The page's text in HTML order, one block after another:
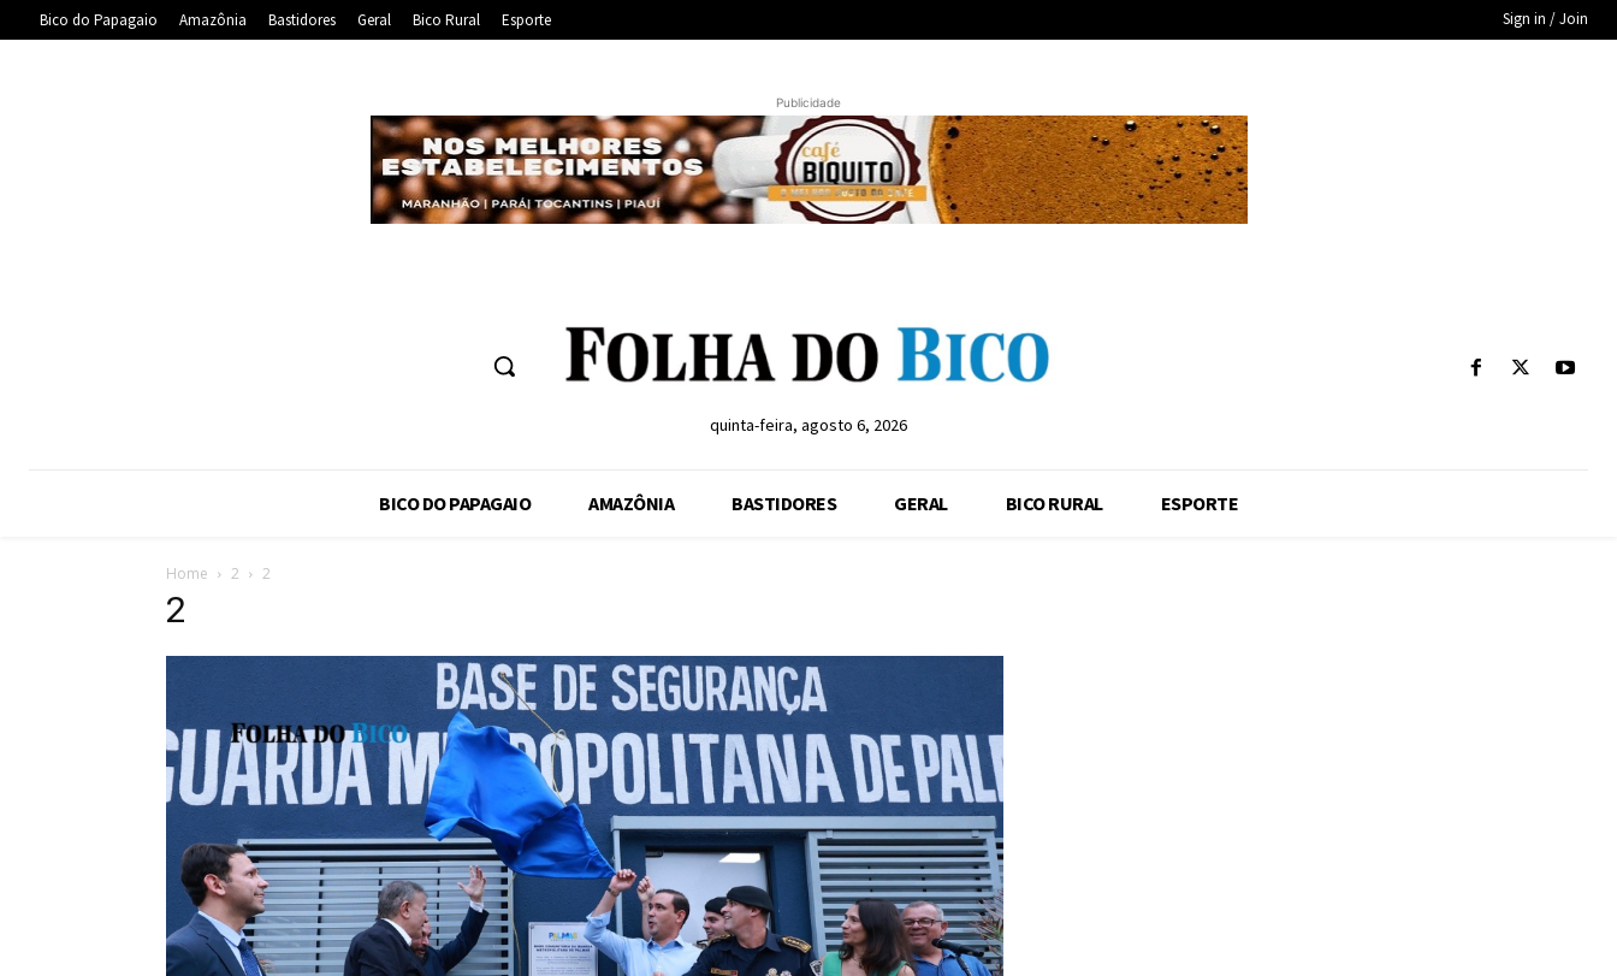
Bico do Papagaio Amazônia Bastidores Geral Bico Rural Esporte Sign in / Join
Publicidade
quinta-feira, agosto 6, 2026
BICO DO PAPAGAIO AMAZÔNIA BASTIDORES GERAL BICO RURAL ESPORTE
Home 2 2
2